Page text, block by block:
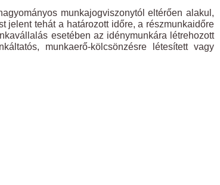
munkajogviszonytól eltérően alakul,
jelent tehát a határozott időre, a részmunkaidőre
esetében az idénymunkára létrehozott
munkaerő-kölcsönzésre létesített vagy